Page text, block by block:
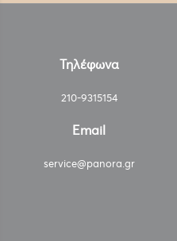
Τηλέφωνα
210-9315154
Email
service@panora.gr